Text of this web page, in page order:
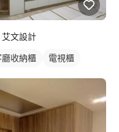
艾文設計
廳收納櫃 電視櫃